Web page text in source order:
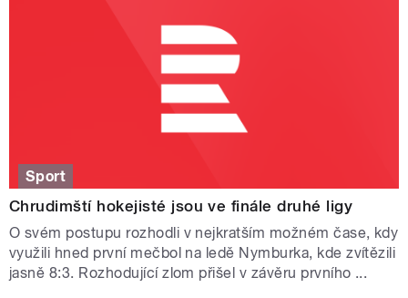
Sport
Chrudimští hokejisté jsou ve finále druhé ligy
O svém postupu rozhodli v nejkratším možném čase, kdy
využili hned první mečbol na ledě Nymburka, kde zvítězili
jasně 8:3. Rozhodující zlom přišel v závěru prvního ...